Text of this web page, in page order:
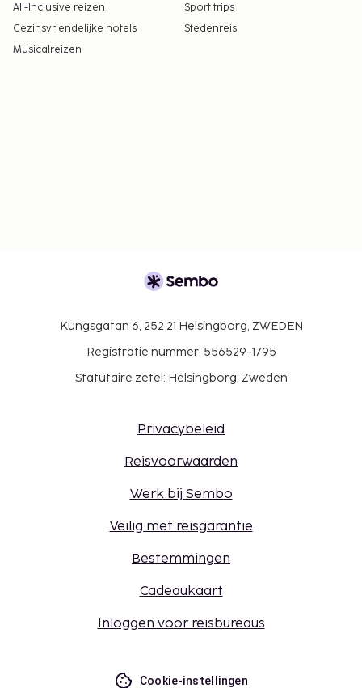
All-Inclusive reizen
Sport trips
Gezinsvriendelijke hotels
Stedenreis
Musicalreizen
Kungsgatan 6, 252 21 Helsingborg, ZWEDEN
Registratie nummer: 556529-1795
Statutaire zetel: Helsingborg, Zweden
Privacybeleid
Reisvoorwaarden
Werk bij Sembo
Veilig met reisgarantie
Bestemmingen
Cadeaukaart
Inloggen voor reisbureaus
Cookie-instellingen